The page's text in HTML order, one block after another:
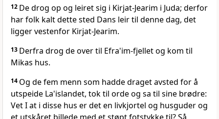
12 De drog op og leiret sig i Kirjat-Jearim i Juda; derfor
har folk kalt dette sted Dans leir til denne dag, det
ligger vestenfor Kirjat-Jearim.
13 Derfra drog de over til Efra'im-fjellet og kom til
Mikas hus.
14 Og de fem menn som hadde draget avsted for å
utspeide La'islandet, tok til orde og sa til sine brødre:
Vet I at i disse hus er det en livkjortel og husguder og